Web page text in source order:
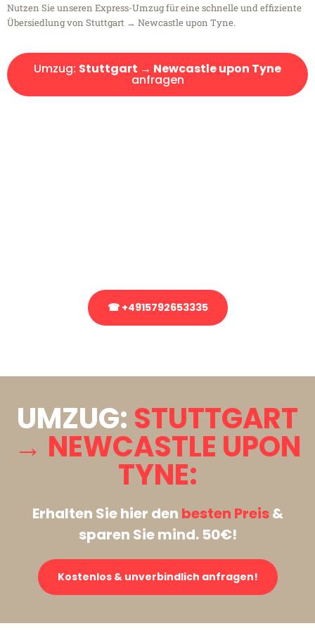
Nutzen Sie unseren Express-Umzug für eine schnelle und effiziente
Übersiedlung von Stuttgart → Newcastle upon Tyne.
Umzug: Stuttgart → Newcastle upon Tyne
anfragen
☎ +4915792653335
UMZUG: STUTTGART
→ NEWCASTLE UPON
TYNE:
Erhalten Sie hier den besten Preis&
sparen Sie mind. 50€!
Kostenlos & unverbindlich anfragen!